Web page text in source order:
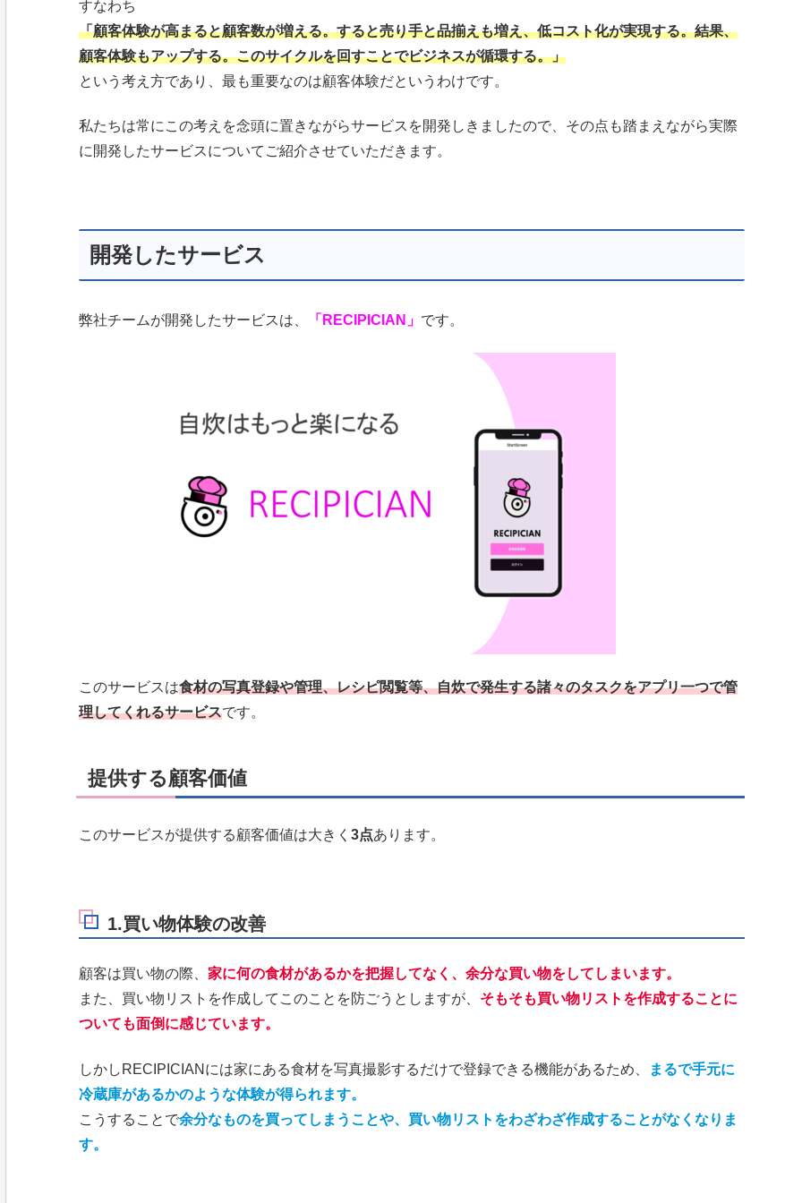
すなわち
「顧客体験が高まると顧客数が増える。すると売り手と品揃えも増え、低コスト化が実現する。結果、
顧客体験もアップする。このサイクルを回すことでビジネスが循環する。」
という考え方であり、最も重要なのは顧客体験だというわけです。
私たちは常にこの考えを念頭に置きながらサービスを開発しきましたので、その点も踏まえながら実際
に開発したサービスについてご紹介させていただきます。
開発したサービス
弊社チームが開発したサービスは、 「RECIPICIAN」 です。
このサービスは食材の写真登録や管理、レシピ閲覧等、自炊で発生する諸々のタスクをアプリ一つで管
理してくれるサービスです。
提供する顧客価値
このサービスが提供する顧客価値は大きく 3点あります。
1.買い物体験の改善
顧客は買い物の際、 家に何の食材があるかを把握してなく、余分な買い物をしてしまいます。
また、買い物リストを作成してこのことを防ごうとしますが、 そもそも買い物リストを作成することに
ついても面倒に感じています。
しかしRECIPICIANには家にある食材を写真撮影するだけで登録できる機能があるため、
まるで手元に
冷蔵庫があるかのような体験が得られます。
こうすることで余分なものを買ってしまうことや、買い物リストをわざわざ作成することがなくなりま
す。